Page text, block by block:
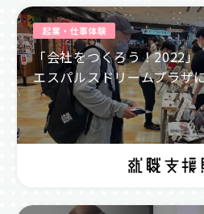
「会社をつくろう！2022」
エスパルスドリームプラザ